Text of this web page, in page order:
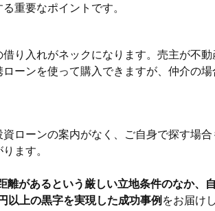
重要なポイントです。
り入れがネックになります。売主が不動
ーンを使って購入できますが、仲介の場
ローンの案内がなく、ご自身で探す場合
ます。
離があるという厳しい立地条件のなか、
以上の黒字を実現した成功事例 をお届け